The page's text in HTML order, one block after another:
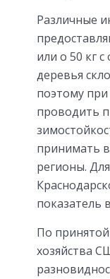
Различные
или о 50 кг
деревья
поэтому
проводить
принимать
регионы.
показатель
По
хозяйства